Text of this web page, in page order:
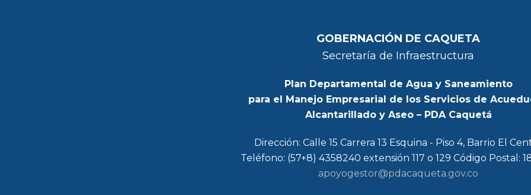
GOBERNACIÓN DE CAQUETA
Secretaría de Infraestructura
Plan Departamental de Agua y Saneamiento
para el Manejo Empresarial de los Servicios de
Alcantarillado y Aseo – PDA Caquetá
Dirección: Calle 15 Carrera 13 Esquina - Piso 4, Barrio El
Teléfono: (57+8) 4358240 extensión 117 o 129 Código Postal:
apoyogestor@pdacaqueta.gov.co